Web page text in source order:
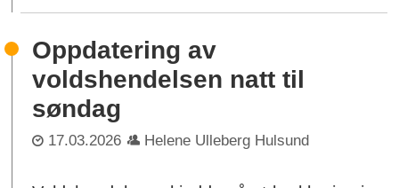
Oppdatering av
voldshendelsen natt til
søndag
17.03.2026 Helene Ulleberg Hulsund